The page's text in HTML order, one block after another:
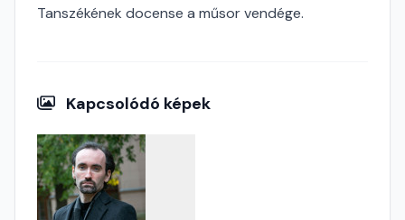
Tanszékének docense a műsor vendége.
Kapcsolódó képek